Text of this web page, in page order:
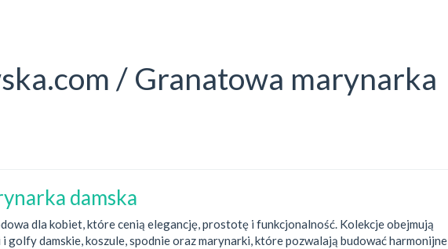
/ Granatowa marynarka
damska
dla kobiet, które cenią elegancję, prostotę i funkcjonalność. Kolekcje obejmują
i golfy damskie, koszule, spodnie oraz marynarki, które pozwalają budować harmonijne